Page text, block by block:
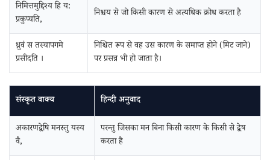
निमित्तमुद्दिश्य हि य:
प्रकुप्यति,
निश्चय से जो किसी कारण से अत्यधिक क्रोध करता है
ध्रुवं स तस्यापगमे
प्रसीदति ।
निश्चित रूप से वह उस कारण के समाप्त होने (मिट जाने)
पर प्रसन्न भी हो जाता है।
संस्कृत वाक्य हिन्दी अनुवाद
अकारणद्वेषि मनस्तु यस्य
वै,
परन्तु जिसका मन बिना किसी कारण के किसी से द्वेष
करता है